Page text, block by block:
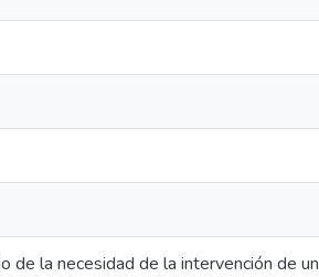
de la necesidad de la intervención de un